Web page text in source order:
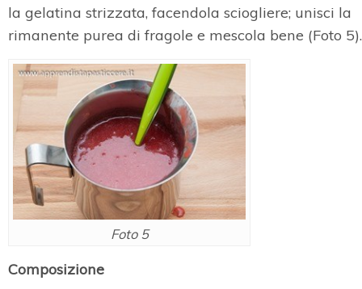
la gelatina strizzata, facendola sciogliere; unisci la
rimanente purea di fragole e mescola bene (Foto 5).
Foto 5
Composizione